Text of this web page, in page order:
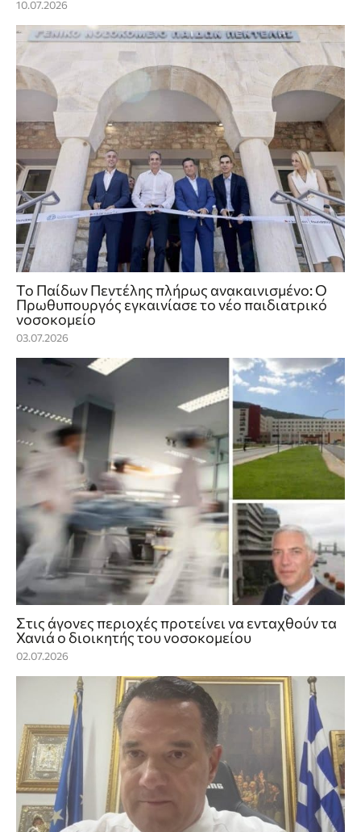
10.07.2026
Το Παίδων Πεντέλης πλήρως ανακαινισμένο: Ο
Πρωθυπουργός εγκαινίασε το νέο παιδιατρικό
νοσοκομείο
03.07.2026
Στις άγονες περιοχές προτείνει να ενταχθούν τα
Χανιά ο διοικητής του νοσοκομείου
02.07.2026